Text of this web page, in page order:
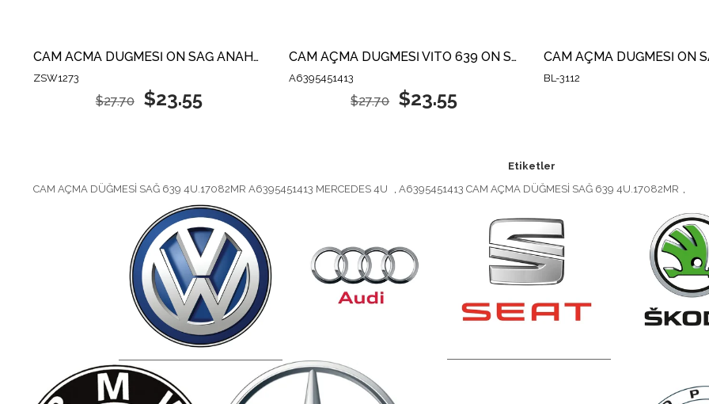
CAM ACMA DÜĞMESİ ÖN SAĞ ANAHTARI TEKLI 4 PIN MERCEDES VITO - VIANO SPRINTER / CRAFTER 2003-2014 A6395450613
ZSW1273
$23.55
$27.70
CAM AÇMA DÜĞMESİ VİTO 639 ÖN SAĞ SPRINTER / CRAFTER
A6395451413
$23.55
$27.70
BL-3112
Etiketler
CAM AÇMA DÜĞMESİ SAĞ 639 4U.17082MR A6395451413 MERCEDES 4U
A6395451413 CAM AÇMA DÜĞMESİ SAĞ 639 4U.17082MR